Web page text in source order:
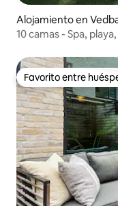
Alojamiento en
10 camas - Spa,
Favorito entre
Favorito entre